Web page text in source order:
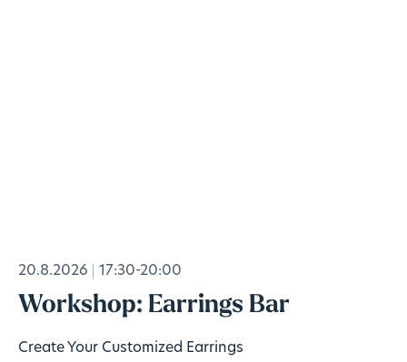
20.8.2026 17:30-20:00
Workshop: Earrings Bar
Create Your Customized Earrings